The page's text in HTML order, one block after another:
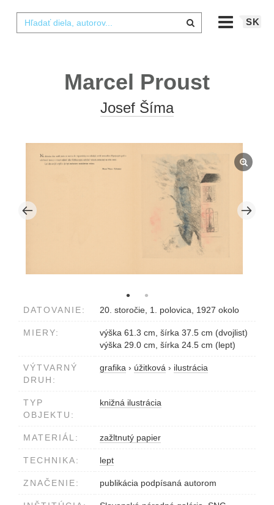
SK
Marcel Proust
Josef Šíma
DATOVANIE: 20. storočie, 1. polovica, 1927 okolo
MIERY:
výška 61.3 cm, šírka 37.5 cm (dvojlist)
výška 29.0 cm, šírka 24.5 cm (lept)
VÝTVARNÝ
DRUH:
grafika › úžitková › ilustrácia
TYP
OBJEKTU:
knižná ilustrácia
MATERIÁL: zažltnutý papier
TECHNIKA: lept
ZNAČENIE: publikácia podpísaná autorom